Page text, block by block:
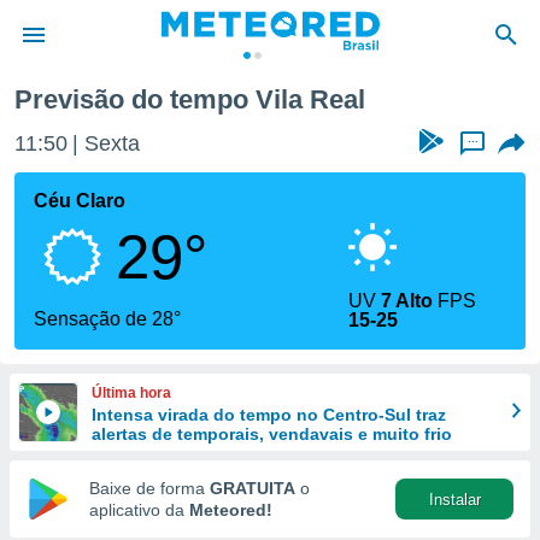
da
fornecidas
a este
das
e
forma
digital
Previsão do tempo Vila Real
11:50 Sexta ...
Céu Claro
29°
Sensação de 28°
UV7 Alto FPS
15-25
Última hora
Intensa virada do tempo no Centro-Sul traz
alertas de temporais, vendavais e muito frio
Baixe de forma GRATUITA o
aplicativo da Meteored!
Instalar